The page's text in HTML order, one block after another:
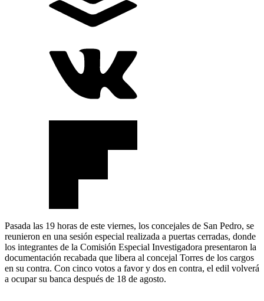
Pasada las 19 horas de este viernes, los concejales de San Pedro, se
reunieron en una sesión especial realizada a puertas cerradas, donde
los integrantes de la Comisión Especial Investigadora presentaron la
documentación recabada que libera al concejal Torres de los cargos
en su contra. Con cinco votos a favor y dos en contra, el edil volverá
a ocupar su banca después de 18 de agosto.